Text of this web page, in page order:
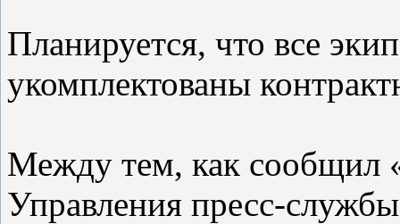
Планируется, что все
укомплектованы
Между тем, как сообщил
Управления пресс-